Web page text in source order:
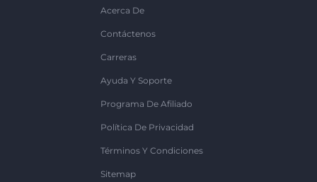
Acerca De
Contáctenos
Carreras
Ayuda Y Soporte
Programa De Afiliado
Política De Privacidad
Términos Y Condiciones
Sitemap